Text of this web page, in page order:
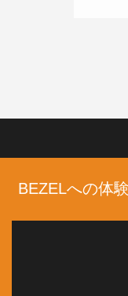
BEZELへの体